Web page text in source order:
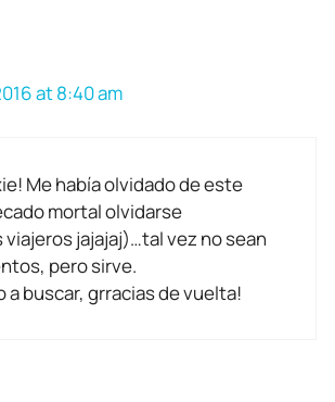
at 8:40 am
Me había olvidado de este
mortal olvidarse
jajajaj)…tal vez no sean
pero sirve.
a buscar, grracias de vuelta!